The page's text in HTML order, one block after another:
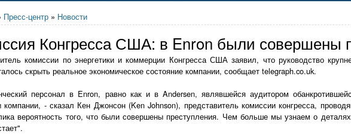
Пресс-центр » Новости
Конгресса США: в Enron были совершены
комиссии по энергетики и коммерции Конгресса США заявил, что руководство
скрыть реальное экономическое состояние компании, сообщает telegraph.co.uk.
персонал в Enron, равно как и в Andersen, являвшейся аудитором
компании, - сказал Кен Джонсон (Ken Johnson), представитель комиссии конгресса,
вероятность того, что были совершены преступления. Чем больше мы узнаем о